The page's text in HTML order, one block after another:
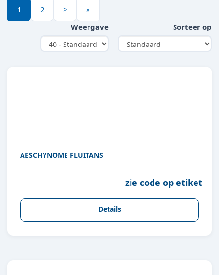
1 2 >
»
Weergave
Sorteer op
AESCHYNOME FLUITANS
zie code op etiket
Details